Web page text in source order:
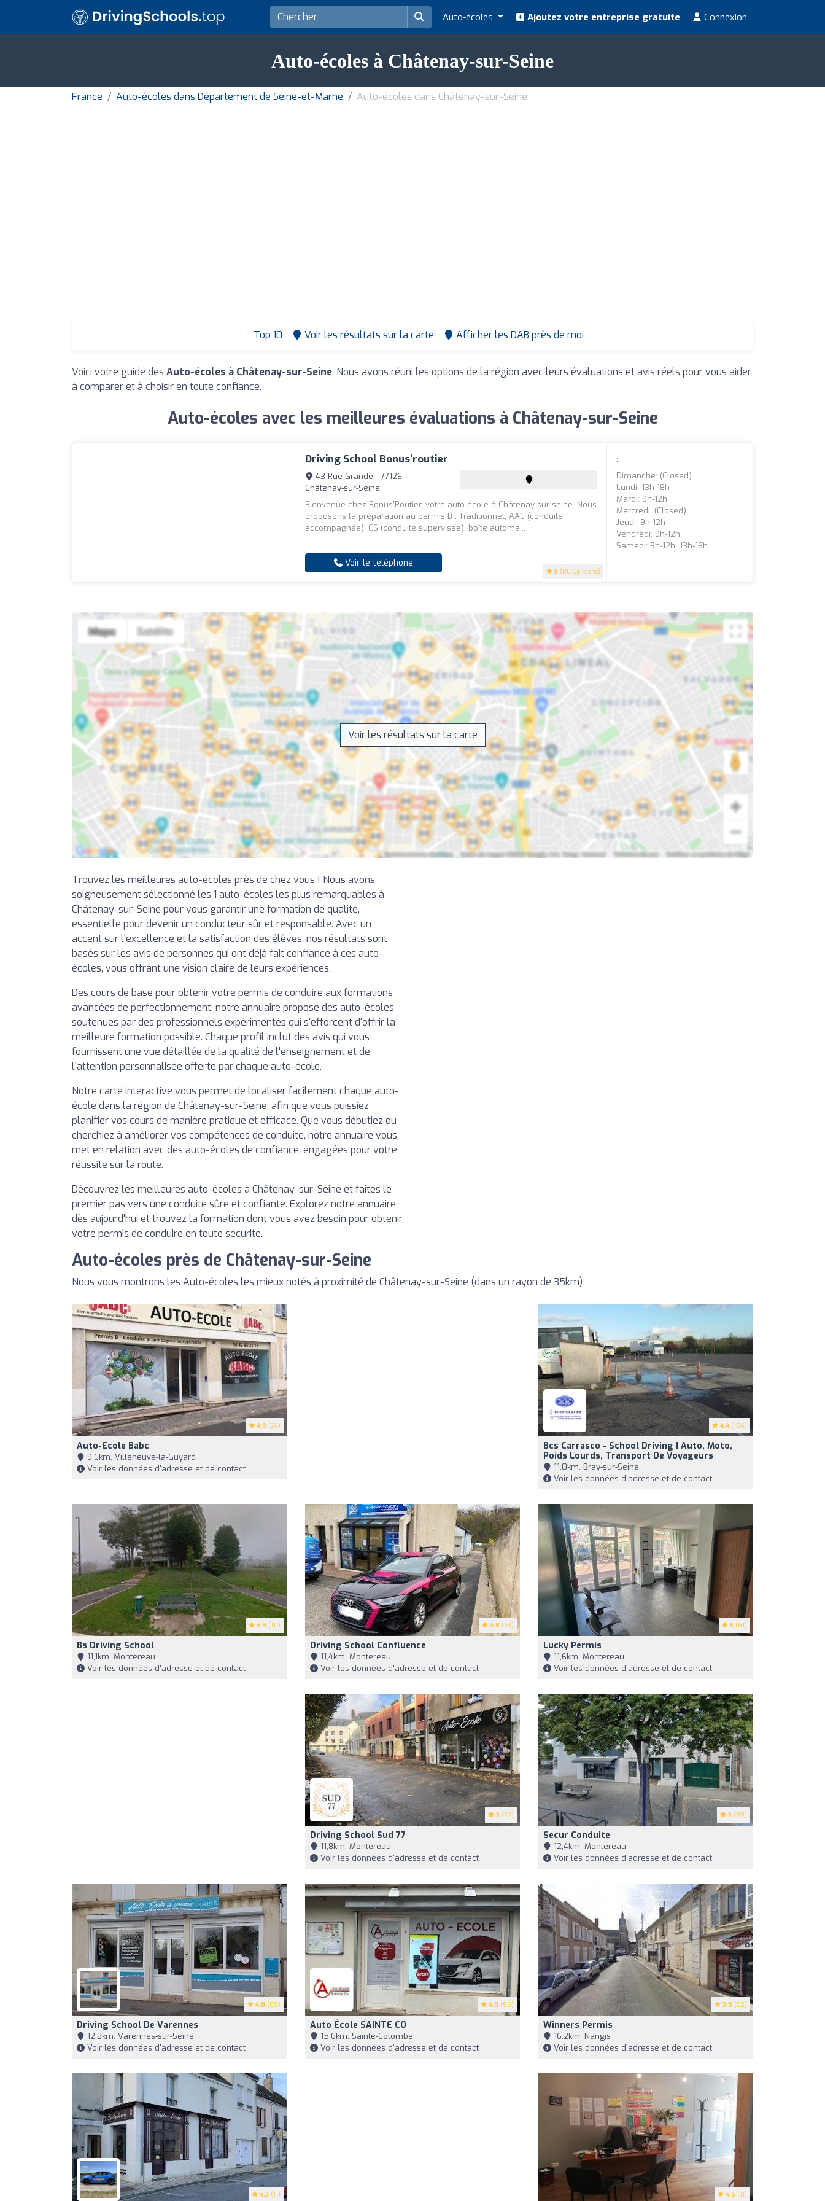
Auto-écoles Ajoutez votre entreprise gratuite Connexion
Auto-écoles à Châtenay-sur-Seine
France Auto-écoles dans Département de Seine-et-Marne Auto-écoles dans Châtenay-sur-Seine
Top 10 Voir les résultats sur la carte Afficher les DAB près de moi
Voici votre guide des Auto-écoles à Châtenay-sur-Seine. Nous avons réuni les options de la région avec leurs évaluations et avis réels pour vous aider
à comparer et à choisir en toute confiance.
Auto-écoles avec les meilleures évaluations à Châtenay-sur-Seine
Driving School Bonus'routier
5 (88 Opinions)
43 Rue Grande - 77126,
Châtenay-sur-Seine
Bienvenue chez Bonus'Routier, votre auto-école à Châtenay-sur-seine. Nous
proposons la préparation au permis B : Traditionnel, AAC (conduite
accompagnée), CS (conduite supervisée), boîte automa...
Voir le téléphone
:
Dimanche: (closed)
Lundi: 13h-18h
Mardi: 9h-12h
Mercredi: (closed)
Jeudi: 9h-12h
Vendredi: 9h-12h
Samedi: 9h-12h, 13h-16h
Voir les résultats sur la carte
Trouvez les meilleures auto-écoles près de chez vous ! Nous avons
soigneusement sélectionné les 1 auto-écoles les plus remarquables à
Châtenay-sur-Seine pour vous garantir une formation de qualité,
essentielle pour devenir un conducteur sûr et responsable. Avec un
accent sur l'excellence et la satisfaction des élèves, nos résultats sont
basés sur les avis de personnes qui ont déjà fait confiance à ces auto-
écoles, vous offrant une vision claire de leurs expériences.
Des cours de base pour obtenir votre permis de conduire aux formations
avancées de perfectionnement, notre annuaire propose des auto-écoles
soutenues par des professionnels expérimentés qui s'efforcent d'offrir la
meilleure formation possible. Chaque profil inclut des avis qui vous
fournissent une vue détaillée de la qualité de l'enseignement et de
l'attention personnalisée offerte par chaque auto-école.
Notre carte interactive vous permet de localiser facilement chaque auto-
école dans la région de Châtenay-sur-Seine, afin que vous puissiez
planifier vos cours de manière pratique et efficace. Que vous débutiez ou
cherchiez à améliorer vos compétences de conduite, notre annuaire vous
met en relation avec des auto-écoles de confiance, engagées pour votre
réussite sur la route.
Découvrez les meilleures auto-écoles à Châtenay-sur-Seine et faites le
premier pas vers une conduite sûre et confiante. Explorez notre annuaire
dès aujourd'hui et trouvez la formation dont vous avez besoin pour obtenir
votre permis de conduire en toute sécurité.
Auto-écoles près de Châtenay-sur-Seine
Nous vous montrons les Auto-écoles les mieux notés à proximité de Châtenay-sur-Seine (dans un rayon de 35km)
4.9 (24)
Auto-Ecole Babc
9,6km, Villeneuve-la-Guyard
Voir les données d'adresse et de contact
4.4 (156)
Bcs Carrasco - School Driving | Auto, Moto,
Poids Lourds, Transport De Voyageurs
11,0km, Bray-sur-Seine
Voir les données d'adresse et de contact
4.9 (111)
Bs Driving School
11,1km, Montereau
Voir les données d'adresse et de contact
4.8 (43)
Driving School Confluence
11,4km, Montereau
Voir les données d'adresse et de contact
5 (61)
Lucky Permis
11,6km, Montereau
Voir les données d'adresse et de contact
5 (22)
Driving School Sud 77
11,8km, Montereau
Voir les données d'adresse et de contact
5 (89)
Secur Conduite
12,4km, Montereau
Voir les données d'adresse et de contact
4.8 (89)
Driving School De Varennes
12,8km, Varennes-sur-Seine
Voir les données d'adresse et de contact
4.8 (96)
Auto École SAINTE CO
15,6km, Sainte-Colombe
Voir les données d'adresse et de contact
3.8 (52)
Winners Permis
16,2km, Nangis
Voir les données d'adresse et de contact
4.3 (11) 4.6 (11)